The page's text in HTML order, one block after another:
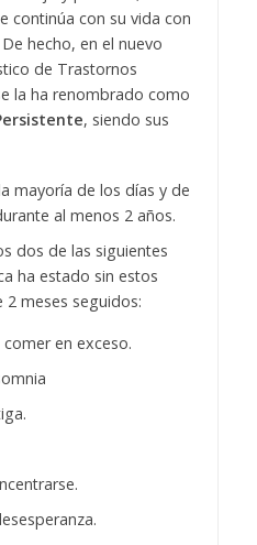
continúa con su vida con
hecho, en el nuevo
de Trastornos
la ha renombrado como
, siendo sus
mayoría de los días y de
al menos 2 años.
dos de las siguientes
ha estado sin estos
meses seguidos:
en exceso.